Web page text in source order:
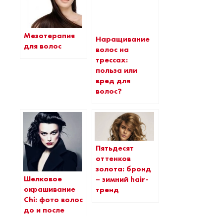
Мезотерапия
для волос
Наращивание
волос на
трессах:
польза или
вред для
волос?
Шелковое
окрашивание
Chi: фото волос
до и после
Пятьдесят
оттенков
золота: бронд
– зимний hair-
тренд